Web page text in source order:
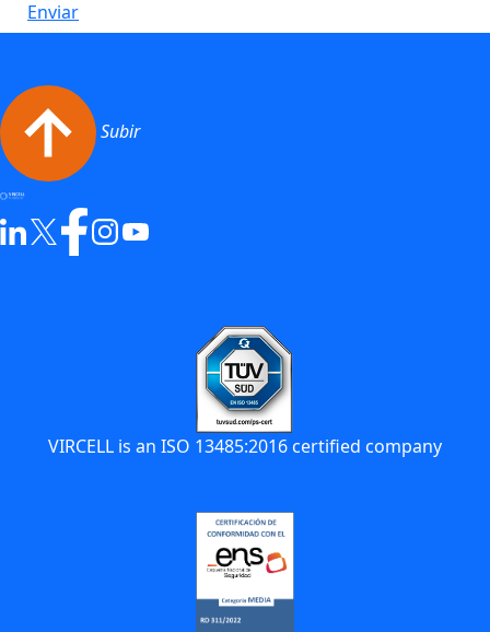
Enviar
Subir
VIRCELL is an ISO 13485:2016 certified company